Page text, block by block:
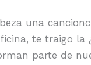
una
te traigo la
parte de